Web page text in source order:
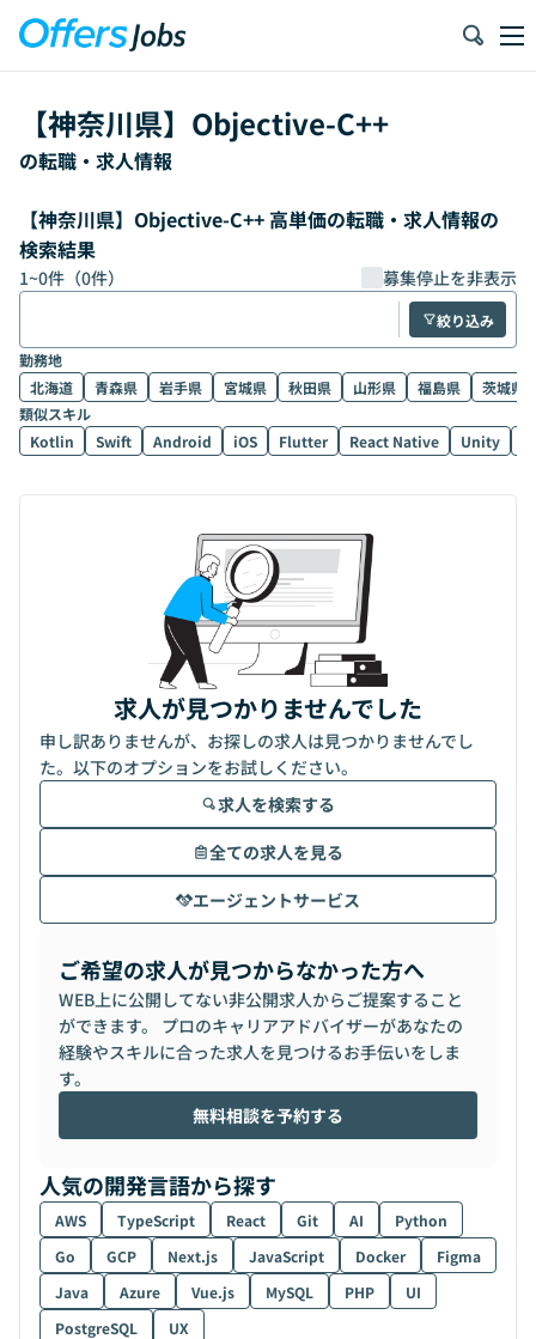
【神奈川県】 Objective-C++
の転職・求人情報
【神奈川県】Objective-C++ 高単価の転職・求人情報の
検索結果
1~0件（0件） 募集停止を非表示
絞り込み
勤務地
北海道
青森県 岩手県 宮城県 秋田県 山形県 福島県
茨城県
類似スキル
Kotlin
Swift Android iOS Flutter React Native Unity
求人が見つかりませんでした
申し訳ありませんが、お探しの求人は見つかりませんでし
た。以下のオプションをお試しください。
求人を検索する
全ての求人を見る
エージェントサービス
ご希望の求人が見つからなかった方へ
WEB上に公開してない非公開求人からご提案すること
ができます。 プロのキャリアアドバイザーがあなたの
経験やスキルに合った求人を見つけるお手伝いをしま
す。
無料相談を予約する
人気の開発言語から探す
AWS TypeScript React Git AI
Python
Go
GCP Next.js JavaScript Docker
Figma
Java
Azure Vue.js MySQL PHP
UI
PostgreSQL
UX